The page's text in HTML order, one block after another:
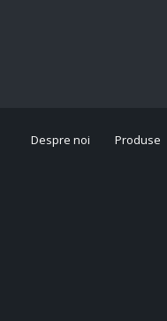
Despre noi Produse